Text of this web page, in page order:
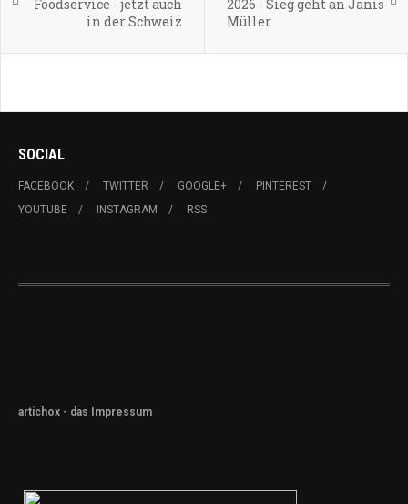
Foodservice - jetzt auch
in der Schweiz
2026 - Sieg geht an Janis
Müller
SOCIAL
FACEBOOK TWITTER GOOGLE+
PINTEREST
YOUTUBE
INSTAGRAM RSS
artichox - das Impressum